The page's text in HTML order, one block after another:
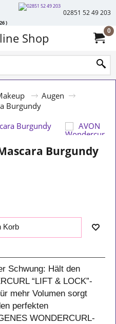
)
02851 52 49 203
Shop 0
Augen
Burgundy
Burgundy
Korb
Schwung: Hält den
“LIFT & LOCK”-
mehr Volumen sorgt
perfekten
WONDERCURL-